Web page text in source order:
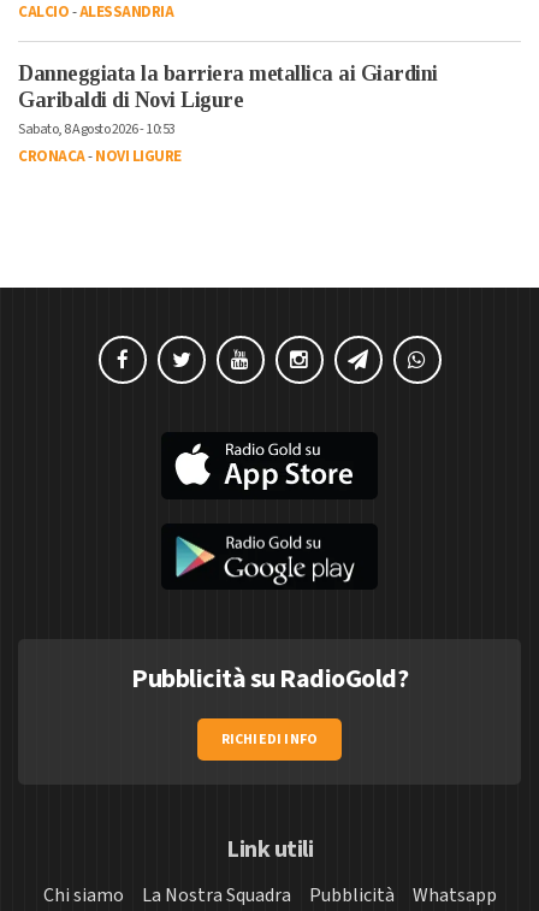
CALCIO-ALESSANDRIA
Danneggiata la barriera metallica ai Giardini
Garibaldi di Novi Ligure
Sabato, 8 Agosto 2026 - 10:53
CRONACA-NOVI LIGURE
Pubblicità su RadioGold?
RICHIEDI INFO
Link utili
Chi siamo La Nostra Squadra Pubblicità
Whatsapp